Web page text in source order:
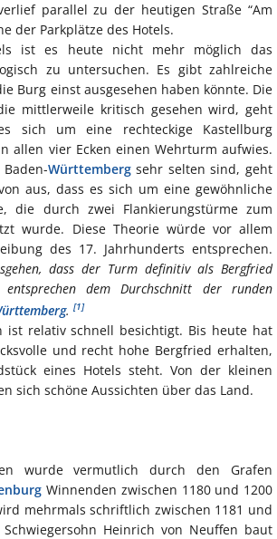
parallel zu der heutigen Straße “Am
der Parkplätze des Hotels.
ist es heute nicht mehr möglich das
zu untersuchen. Es gibt zahlreiche
Burg einst ausgesehen haben könnte. Die
mittlerweile kritisch gesehen wird, geht
sich um eine rechteckige Kastellburg
allen vier Ecken einen Wehrturm aufwies.
Württembergsehr selten sind, geht
aus, dass es sich um eine gewöhnliche
die durch zwei Flankierungstürme zum
wurde. Diese Theorie würde vor allem
des 17. Jahrhunderts entsprechen.
dass der Turm definitiv als Bergfried
dem Durchschnitt der runden
. [1]
ist relativ schnell besichtigt. Bis heute hat
und recht hohe Bergfried erhalten,
eines Hotels steht. Von der kleinen
sich schöne Aussichten über das Land.
wurde vermutlich durch den Grafen
Winnenden zwischen 1180 und 1200
mehrmals schriftlich zwischen 1181 und
Heinrich von Neuffen baut